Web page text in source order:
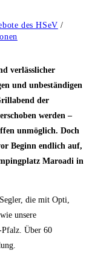
des HSeV /
verlässlicher
und unbeständigen
der
werden –
unmöglich. Doch
Beginn endlich auf,
Maroadi in
die mit Opti,
unsere
Pfalz. Über 60